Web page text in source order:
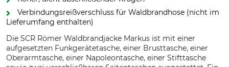
Verbindungsreißverschluss für Waldbrandhose (nicht im
Lieferumfang enthalten)
Die SCR Römer Waldbrandjacke Markus ist mit einer
aufgesetzten Funkgerätetasche, einer Brusttasche, einer
Oberarmtasche, einer Napoleontasche, einer Stifttasche